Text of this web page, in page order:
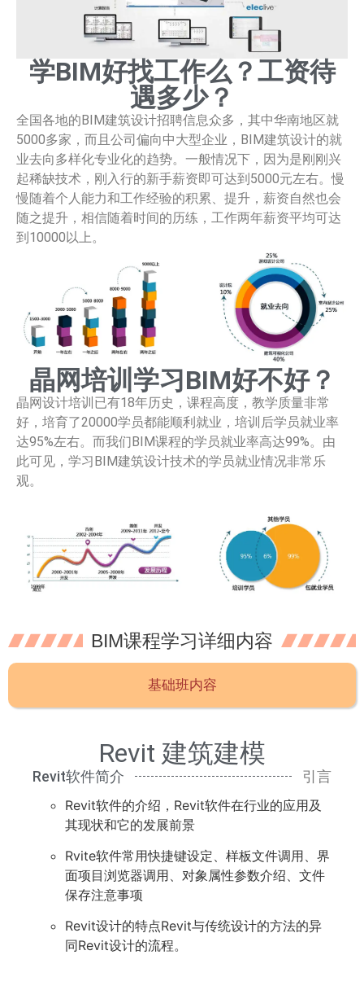
学BIM好找工作么？工资待
遇多少？
全国各地的BIM建筑设计招聘信息众多，其中华南地区就
5000多家，而且公司偏向中大型企业，BIM建筑设计的就
业去向多样化专业化的趋势。一般情况下，因为是刚刚兴
起稀缺技术，刚入行的新手薪资即可达到5000元左右。慢
慢随着个人能力和工作经验的积累、提升，薪资自然也会
随之提升，相信随着时间的历练，工作两年薪资平均可达
到10000以上。
晶网培训学习BIM好不好？
晶网设计培训已有18年历史，课程高度，教学质量非常
好，培育了20000学员都能顺利就业，培训后学员就业率
达95%左右。而我们BIM课程的学员就业率高达99%。由
此可见，学习BIM建筑设计技术的学员就业情况非常乐
观。
BIM课程学习详细内容
基础班内容
Revit 建筑建模
Revit软件简介
引言
Revit软件的介绍，Revit软件在行业的应用及
其现状和它的发展前景
Rvite软件常用快捷键设定、样板文件调用、界
面项目浏览器调用、对象属性参数介绍、文件
保存注意事项
Revit设计的特点Revit与传统设计的方法的异
同Revit设计的流程。